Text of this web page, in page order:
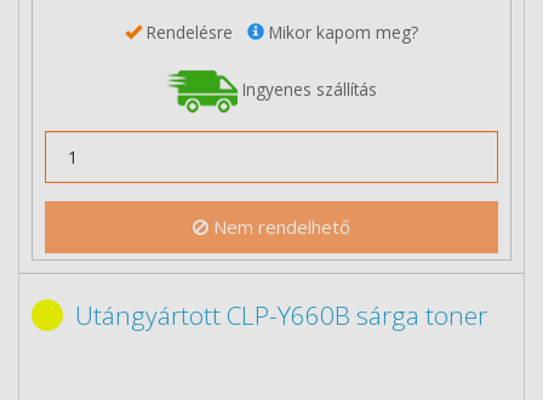
Rendelésre Mikor kapom meg?
Ingyenes szállítás
Nem rendelhető
Utángyártott CLP-Y660B sárga toner